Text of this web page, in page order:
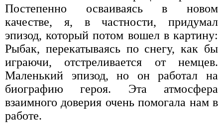
Постепенно осваиваясь в новом
качестве, я, в частности, придумал
эпизод, который потом вошел в картину:
Рыбак, перекатываясь по снегу, как бы
играючи, отстреливается от немцев.
Маленький эпизод, но он работал на
биографию героя. Эта атмосфера
взаимного доверия очень помогала нам в
работе.